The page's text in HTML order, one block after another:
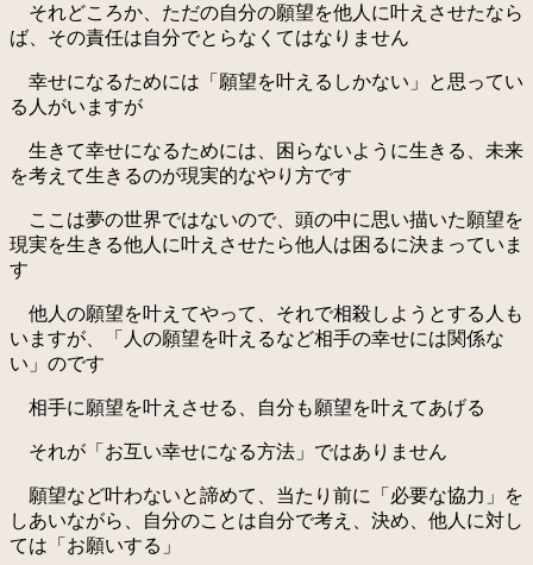
それどころか、ただの自分の願望を他人に叶えさせたなら
ば、その責任は自分でとらなくてはなりません
幸せになるためには「願望を叶えるしかない」と思ってい
る人がいますが
生きて幸せになるためには、困らないように生きる、未来
を考えて生きるのが現実的なやり方です
ここは夢の世界ではないので、頭の中に思い描いた願望を
現実を生きる他人に叶えさせたら他人は困るに決まっていま
す
他人の願望を叶えてやって、それで相殺しようとする人も
いますが、「人の願望を叶えるなど相手の幸せには関係な
い」のです
相手に願望を叶えさせる、自分も願望を叶えてあげる
それが「お互い幸せになる方法」ではありません
願望など叶わないと諦めて、当たり前に「必要な協力」を
しあいながら、自分のことは自分で考え、決め、他人に対し
ては「お願いする」